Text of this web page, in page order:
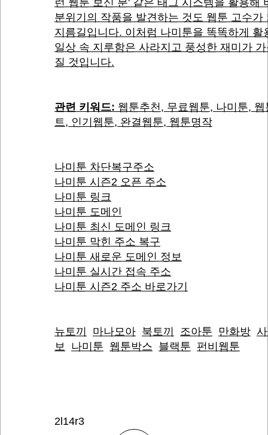
런 웹툰 보신 분' 같은 태그 시스템을 활용해
분위기의 작품을 발견하는 것도 웹툰 고수가
지름길입니다. 이처럼 나미툰을 똑똑하게 활
일상 속 지루함은 사라지고 풍성한 재미가
질 것입니다.
관련 키워드: 웹툰추천, 무료웹툰, 나미툰, 웹
트, 인기웹툰, 완결웹툰, 웹툰명작
나미툰 차단복구주소
나미툰 시즌2 오픈 주소
나미툰 링크
나미툰 도메인
나미툰 최신 도메인 링크
나미툰 막힌 주소 복구
나미툰 새로운 도메인 정보
나미툰 실시간 접속 주소
나미툰 시즌2 주소 바로가기
뉴토끼 마나모아 북토끼 조아툰 만화방
보
나미툰 웹툰박스 블랙툰 펀비웹툰
2l14r3